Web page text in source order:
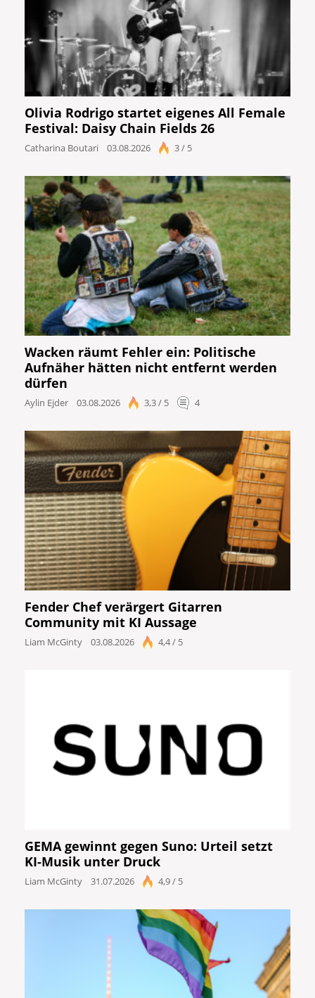
Olivia Rodrigo startet eigenes All Female
Festival: Daisy Chain Fields 26
Catharina Boutari 03.08.2026 3 / 5
Wacken räumt Fehler ein: Politische
Aufnäher hätten nicht entfernt werden
dürfen
Aylin Ejder 03.08.2026 3,3 / 5 4
Fender Chef verärgert Gitarren
Community mit KI Aussage
Liam McGinty 03.08.2026 4,4 / 5
GEMA gewinnt gegen Suno: Urteil setzt
KI-Musik unter Druck
Liam McGinty 31.07.2026 4,9 / 5